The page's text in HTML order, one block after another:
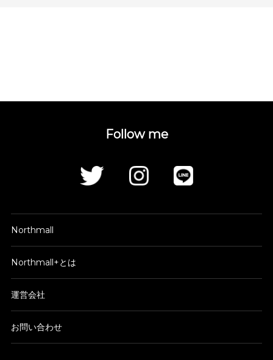
Follow me
Northmall
Northmall+とは
運営会社
お問い合わせ